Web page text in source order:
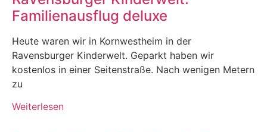
Familienausflug deluxe
Heute waren wir in Kornwestheim in der
Ravensburger Kinderwelt. Geparkt haben wir
kostenlos in einer Seitenstraße. Nach wenigen Metern
zu
Weiterlesen